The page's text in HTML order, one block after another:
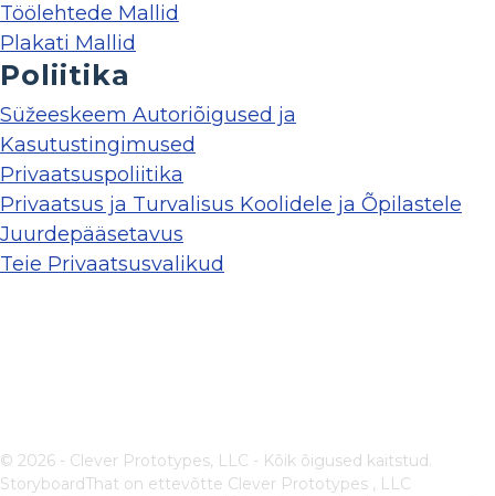
Töölehtede Mallid
Plakati Mallid
Poliitika
Süžeeskeem Autoriõigused ja
Kasutustingimused
Privaatsuspoliitika
Privaatsus ja Turvalisus Koolidele ja Õpilastele
Juurdepääsetavus
Teie Privaatsusvalikud
© 2026 - Clever Prototypes, LLC - Kõik õigused kaitstud.
StoryboardThat on ettevõtte Clever Prototypes , LLC